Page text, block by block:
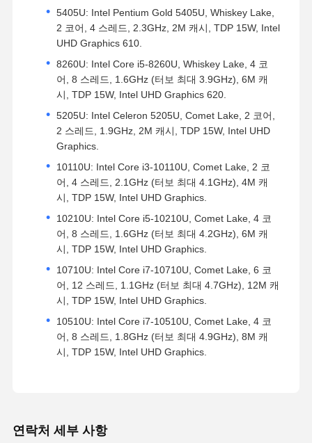
5405U: Intel Pentium Gold 5405U, Whiskey Lake,
2 코어, 4 스레드, 2.3GHz, 2M 캐시, TDP 15W, Intel
UHD Graphics 610.
8260U: Intel Core i5-8260U, Whiskey Lake, 4 코
어, 8 스레드, 1.6GHz (터보 최대 3.9GHz), 6M 캐
시, TDP 15W, Intel UHD Graphics 620.
5205U: Intel Celeron 5205U, Comet Lake, 2 코어,
2 스레드, 1.9GHz, 2M 캐시, TDP 15W, Intel UHD
Graphics.
10110U: Intel Core i3-10110U, Comet Lake, 2 코
어, 4 스레드, 2.1GHz (터보 최대 4.1GHz), 4M 캐
시, TDP 15W, Intel UHD Graphics.
10210U: Intel Core i5-10210U, Comet Lake, 4 코
어, 8 스레드, 1.6GHz (터보 최대 4.2GHz), 6M 캐
시, TDP 15W, Intel UHD Graphics.
10710U: Intel Core i7-10710U, Comet Lake, 6 코
어, 12 스레드, 1.1GHz (터보 최대 4.7GHz), 12M 캐
시, TDP 15W, Intel UHD Graphics.
10510U: Intel Core i7-10510U, Comet Lake, 4 코
어, 8 스레드, 1.8GHz (터보 최대 4.9GHz), 8M 캐
시, TDP 15W, Intel UHD Graphics.
연락처 세부 사항